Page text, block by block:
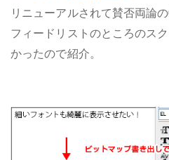
リニューアルされて賛否両論
フィードリストのところのス
かったので紹介。